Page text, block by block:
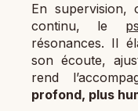
En supervision,
continu, le
résonances. Il
son écoute,
rend
profond, plus